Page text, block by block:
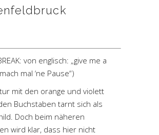
von englisch: „give me a
mal ‘ne Pause“)
mit den orange und violett
Buchstaben tarnt sich als
Doch beim näheren
wird klar, dass hier nicht